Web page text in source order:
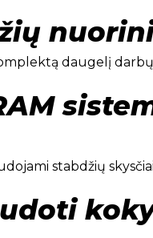
daugelį darbų
stabdžių